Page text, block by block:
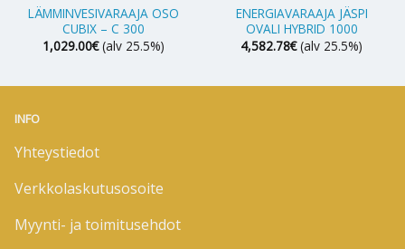
LÄMMINVESIVARAAJA OSO
CUBIX – C 300
1,029.00€ (alv 25.5%)
ENERGIAVARAAJA JÄSPI
OVALI HYBRID 1000
4,582.78€ (alv 25.5%)
INFO
Yhteystiedot
Verkkolaskutusosoite
Myynti- ja toimitusehdot